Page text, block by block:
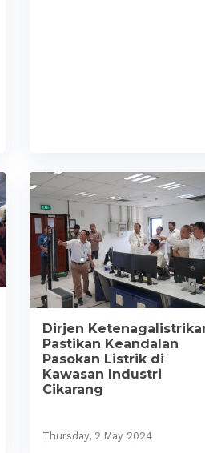
Dirjen
Pastikan Keandalan
Pasokan Listrik di
Kawasan Industri
Cikarang
Thursday, 2 May 2024